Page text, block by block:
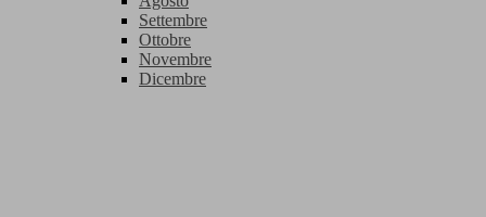
Settembre
Ottobre
Novembre
Dicembre